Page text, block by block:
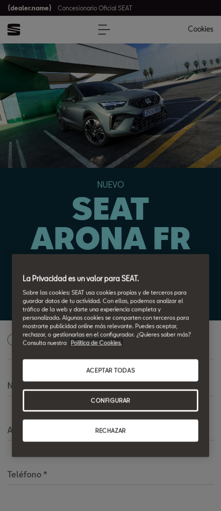
{dealer.name} Concesionario Oficial SEAT
Cookies
NUEVO
SEAT
ARONA FR
36 cuotas. Entrada 4.990€
Cuota final 16.702,36€
Solicita una oferta personalizada
Nombre
Apellido
Teléfono *
La Privacidad es un valor para SEAT.
Sobre las cookies: SEAT usa cookies propias y de terceros para
guardar datos de tu actividad. Con ellas, podemos analizar el
tráfico de la web y darte una experiencia completa y
personalizada. Algunas cookies se comparten con terceros para
mostrarte publicidad online más relevante. Puedes aceptar,
rechazar, o gestionarlas en el configurador. ¿Quieres saber más?
Consulta nuestra
Política de Cookies.
RECHAZAR
ACEPTAR TODAS
CONFIGURAR